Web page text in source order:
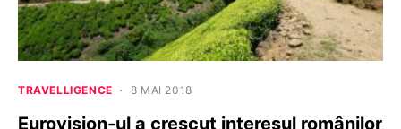
TRAVELLIGENCE 8 MAI 2018
Eurovision-ul a crescut interesul românilor